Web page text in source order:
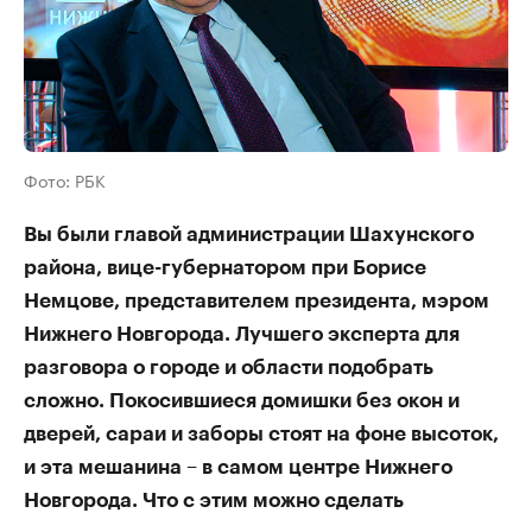
Фото: РБК
Вы были главой администрации Шахунского
района, вице-губернатором при Борисе
Немцове, представителем президента, мэром
Нижнего Новгорода. Лучшего эксперта для
разговора о городе и области подобрать
сложно. Покосившиеся домишки без окон и
дверей, сараи и заборы стоят на фоне высоток,
и эта мешанина – в самом центре Нижнего
Новгорода. Что с этим можно сделать